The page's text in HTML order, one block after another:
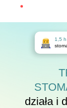
1,5
działa i